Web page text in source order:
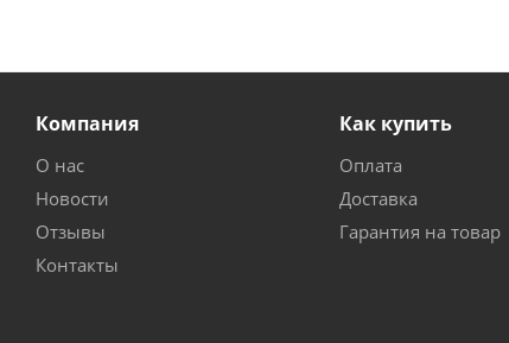
Компания
О нас
Новости
Отзывы
Контакты
Как купить
Оплата
Доставка
Гарантия на товар